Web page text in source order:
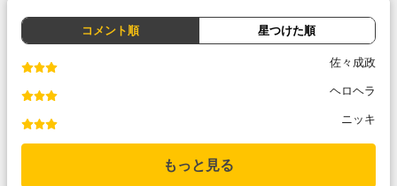
コメント順 星つけた順
佐々成政
ヘロヘラ
ニッキ
もっと見る